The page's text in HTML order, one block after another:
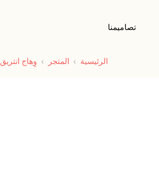
تصاميمنا
الرئيسية المتجر وِهاج انتريق